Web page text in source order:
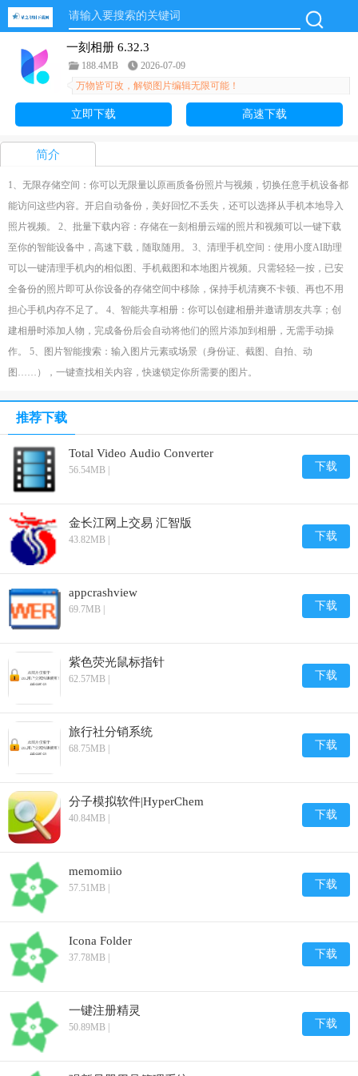
一刻相册 6.32.3
188.4MB
2026-07-09
万物皆可改，解锁图片编辑无限可能！
立即下载 高速下载
简介
1、无限存储空间：你可以无限量以原画质备份照片与视频，切换任意手机设备都
能访问这些内容。开启自动备份，美好回忆不丢失，还可以选择从手机本地导入
照片视频。 2、批量下载内容：存储在一刻相册云端的照片和视频可以一键下载
至你的智能设备中，高速下载，随取随用。 3、清理手机空间：使用小度AI助理
可以一键清理手机内的相似图、手机截图和本地图片视频。只需轻轻一按，已安
全备份的照片即可从你设备的存储空间中移除，保持手机清爽不卡顿、再也不用
担心手机内存不足了。 4、智能共享相册：你可以创建相册并邀请朋友共享；创
建相册时添加人物，完成备份后会自动将他们的照片添加到相册，无需手动操
作。 5、图片智能搜索：输入图片元素或场景（身份证、截图、自拍、动
图……），一键查找相关内容，快速锁定你所需要的图片。
推荐下载
Total Video Audio Converter
56.54MB | 下载
金长江网上交易 汇智版
43.82MB | 下载
appcrashview
69.7MB | 下载
紫色荧光鼠标指针
62.57MB | 下载
旅行社分销系统
68.75MB | 下载
分子模拟软件|HyperChem
40.84MB | 下载
memomiio
57.51MB | 下载
Icona Folder
37.78MB | 下载
一键注册精灵
50.89MB | 下载